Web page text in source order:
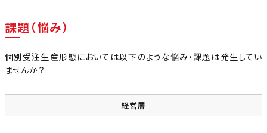
課題（悩み）
個別受注生産形態においては以下のような悩み・課題は発生してい
ませんか？
経営層